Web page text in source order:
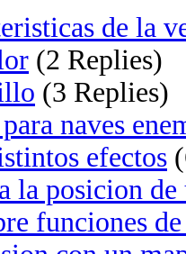
de la
(2 Replies)
(3 Replies)
naves
efectos
la posicion
funciones